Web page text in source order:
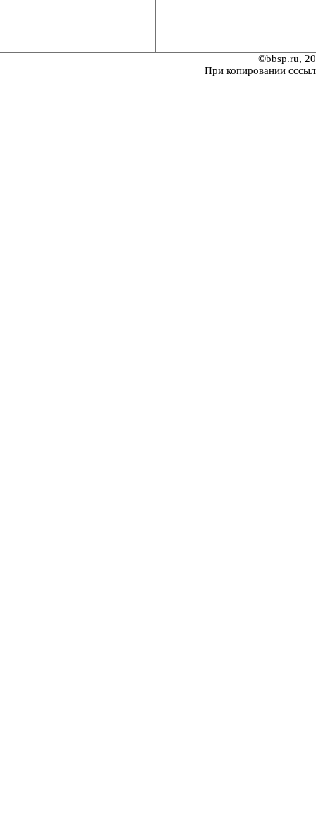
©bbsp.ru,
При копировании